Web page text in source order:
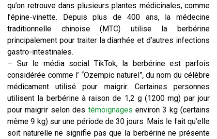
qu’on retrouve dans plusieurs plantes médicinales, comme
l’épine-vinette. Depuis plus de 400 ans, la médecine
traditionnelle chinoise (MTC) utilise la berbérine
principalement pour traiter la diarrhée et d’autres infections
gastro-intestinales.
– Sur le média social TikTok, la berbérine est parfois
considérée comme l’ “Ozempic naturel”, du nom du célèbre
médicament utilisé pour maigrir. Certaines personnes
utilisent la berbérine à raison de 1,2 g (1200 mg) par jour
pour maigrir selon des témoignages environ 3 kg (certains
même 9 kg) sur une période de 30 jours. Mais le fait qu’elle
soit naturelle ne signifie pas que la berbérine ne présente